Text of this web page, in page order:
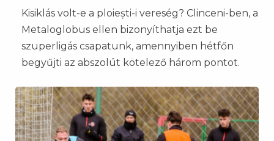
Kisiklás volt-e a ploiești-i vereség? Clinceni-ben, a
Metaloglobus ellen bizonyíthatja ezt be
szuperligás csapatunk, amennyiben hétfőn
begyűjti az abszolút kötelező három pontot.